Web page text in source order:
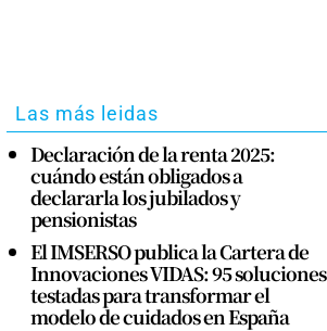
Las más leidas
Declaración de la renta 2025:
cuándo están obligados a
declararla los jubilados y
pensionistas
El IMSERSO publica la Cartera de
Innovaciones VIDAS: 95 soluciones
testadas para transformar el
modelo de cuidados en España